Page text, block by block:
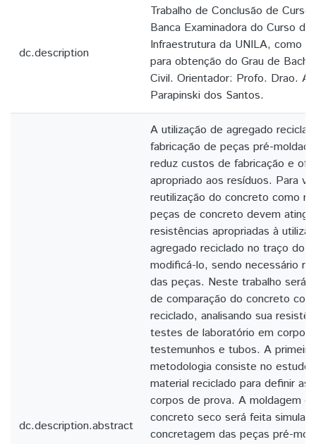
dc.description
Trabalho de Conclusão de
Banca Examinadora do Curso
Infraestrutura da UNILA, como
para obtenção do Grau de
Civil. Orientador: Profo. Drao.
Parapinski dos Santos.
dc.description.abstract
A utilização de agregado
fabricação de peças pré-
reduz custos de fabricação e
apropriado aos resíduos. Para
reutilização do concreto como
peças de concreto devem
resistências apropriadas à
agregado reciclado no traço do
modificá-lo, sendo necessário
das peças. Neste trabalho será
de comparação do concreto
reciclado, analisando sua
testes de laboratório em corpos
testemunhos e tubos. A
metodologia consiste no estudo
material reciclado para definir as
corpos de prova. A moldagem
concreto seco será feita
concretagem das peças pré-